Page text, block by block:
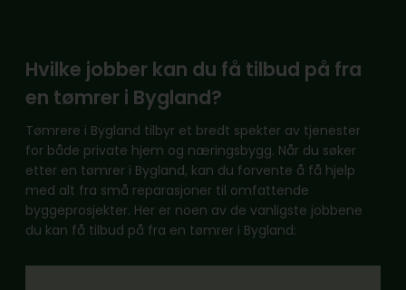
Hvilke jobber kan du få tilbud på fra
en tømrer i Bygland?
Tømrere i Bygland tilbyr et bredt spekter av tjenester
for både private hjem og næringsbygg. Når du søker
etter en tømrer i Bygland, kan du forvente å få hjelp
med alt fra små reparasjoner til omfattende
byggeprosjekter. Her er noen av de vanligste jobbene
du kan få tilbud på fra en tømrer i Bygland: